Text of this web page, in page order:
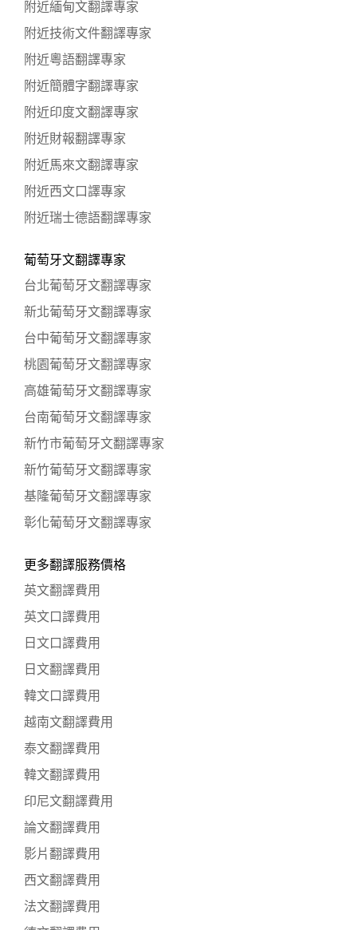
附近緬甸文翻譯專家
附近技術文件翻譯專家
附近粵語翻譯專家
附近簡體字翻譯專家
附近印度文翻譯專家
附近財報翻譯專家
附近馬來文翻譯專家
附近西文口譯專家
附近瑞士德語翻譯專家
葡萄牙文翻譯專家
台北葡萄牙文翻譯專家
新北葡萄牙文翻譯專家
台中葡萄牙文翻譯專家
桃園葡萄牙文翻譯專家
高雄葡萄牙文翻譯專家
台南葡萄牙文翻譯專家
新竹市葡萄牙文翻譯專家
新竹葡萄牙文翻譯專家
基隆葡萄牙文翻譯專家
彰化葡萄牙文翻譯專家
更多翻譯服務價格
英文翻譯費用
英文口譯費用
日文口譯費用
日文翻譯費用
韓文口譯費用
越南文翻譯費用
泰文翻譯費用
韓文翻譯費用
印尼文翻譯費用
論文翻譯費用
影片翻譯費用
西文翻譯費用
法文翻譯費用